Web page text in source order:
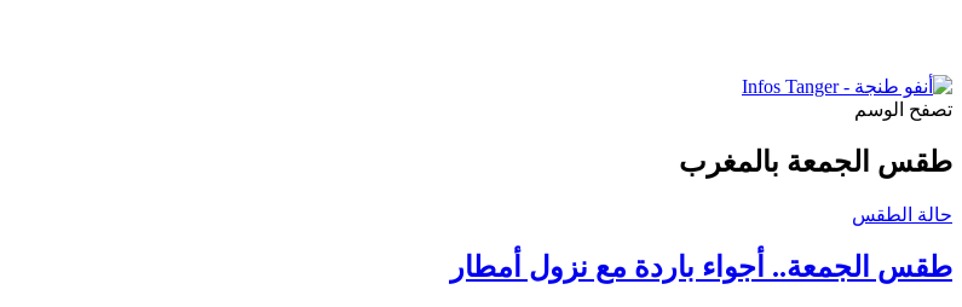
تصفح الوسم
طقس الجمعة بالمغرب
حالة الطقس
طقس الجمعة.. أجواء باردة مع نزول أمطار